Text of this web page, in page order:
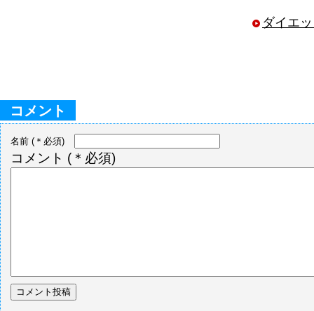
ダイエ
コメント
名前 (＊必須)
コメント (＊必須)